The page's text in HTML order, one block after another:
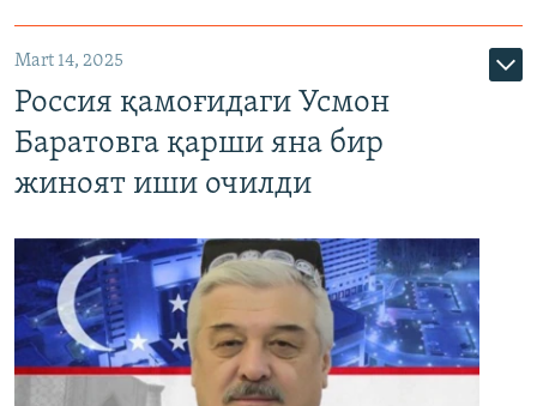
Mart 14, 2025
Россия қамоғидаги Усмон
Баратовга қарши яна бир
жиноят иши очилди